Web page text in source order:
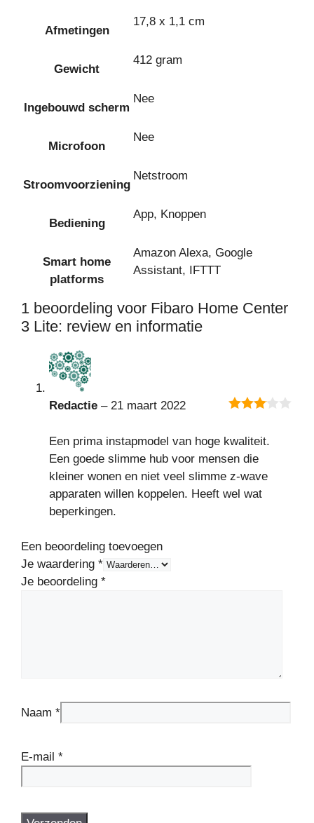
Afmetingen
17,8 x 1,1 cm
Gewicht
412 gram
Ingebouwd scherm
Nee
Microfoon
Nee
Stroomvoorziening
Netstroom
Bediening
App, Knoppen
Smart home
platforms
Amazon Alexa, Google
Assistant, IFTTT
1 beoordeling voor Fibaro Home Center
3 Lite: review en informatie
Redactie – 21 maart 2022
Een prima instapmodel van hoge kwaliteit.
Een goede slimme hub voor mensen die
kleiner wonen en niet veel slimme z-wave
apparaten willen koppelen. Heeft wel wat
beperkingen.
Een beoordeling toevoegen
Je waardering *
Je beoordeling *
Naam *
E-mail *